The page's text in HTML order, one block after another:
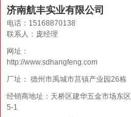
济南航丰实业有限公司
电话：15168870138
联系人：庞经理
网址：
http://www.sdhangfeng.com
厂址： 德州市禹城市莒镇产业园26栋
经销商地址：天桥区建华五金市场东区
5-1